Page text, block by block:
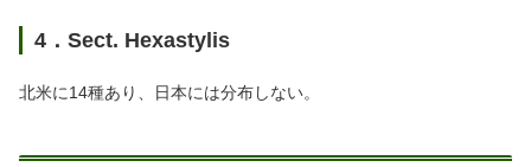
4．Sect. Hexastylis
北米に14種あり、日本には分布しない。